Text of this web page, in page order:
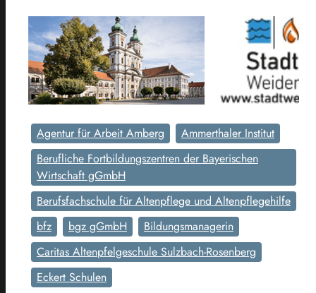
Agentur für Arbeit Amberg
Ammerthaler Institut
Berufliche Fortbildungszentren der Bayerischen
Wirtschaft gGmbH
Berufsfachschule für Altenpflege und Altenpflegehilfe
bfz
bgz gGmbH
Bildungsmanagerin
Caritas Altenpfelgeschule Sulzbach-Rosenberg
Eckert Schulen